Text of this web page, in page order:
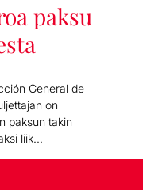
paksu
General de
on
paksun takin
liik...